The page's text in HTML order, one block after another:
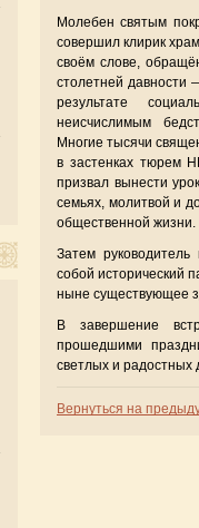
Молебен святым
совершил клирик
своём слове,
столетней давности
результате
неисчислимым
Многие тысячи
в застенках тюрем
призвал вынести
семьях, молитвой и
общественной жизни.
Затем
собой исторический
ныне существующее
В завершение
прошедшими
светлых и радостных
Вернуться на